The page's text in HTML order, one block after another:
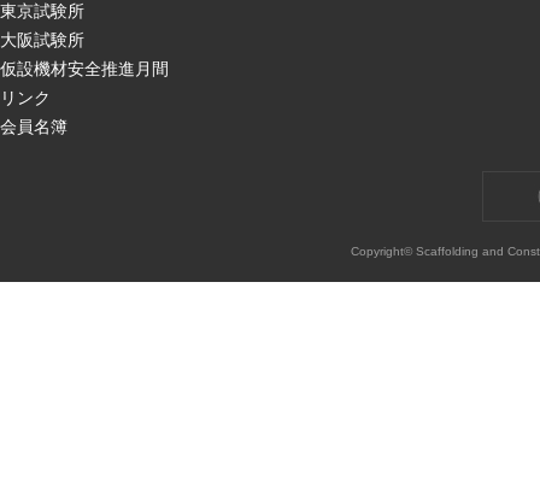
東京試験所
大阪試験所
仮設機材安全推進月間
リンク
会員名簿
Copyright© Scaffolding and